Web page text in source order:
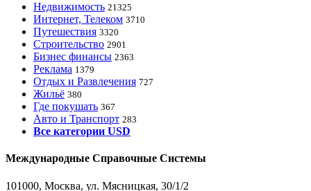
Недвижимость 21325
Интернет, Телеком 3710
Путешествия 3320
Строительство 2901
Бизнес финансы 2363
Реклама 1379
Отдых и Развлечения 727
Жильё 380
Где покушать 367
Авто и Транспорт 283
Все категории USD
Международные Справочные Системы
101000, Москва, ул. Мясницкая, 30/1/2